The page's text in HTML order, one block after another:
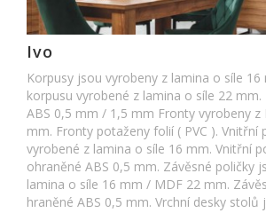
Ivo
Korpusy jsou vyrobeny z lamina o síle 16
korpusu vyrobené z lamina o síle 22
ABS 0,5 mm / 1,5 mm Fronty vyrobeny z
mm. Fronty potaženy folií ( PVC ). Vnitřní
vyrobené z lamina o síle 16 mm. Vnitřní
ohraněné ABS 0,5 mm. Závěsné poličky
lamina o síle 16 mm / MDF 22 mm.
hraněné ABS 0,5 mm. Vrchní desky stolů